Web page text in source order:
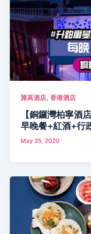
雅高酒店, 香港酒店
【銅鑼灣柏寧酒
早晚餐+紅酒+行
May 25, 2020